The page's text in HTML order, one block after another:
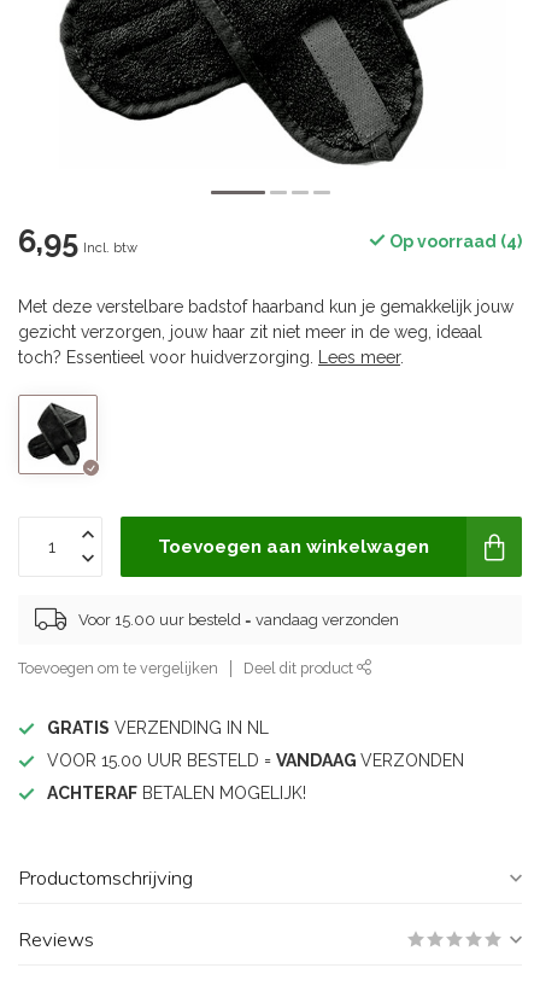
6,95 Incl. btw Op voorraad (4)
Met deze verstelbare badstof haarband kun je gemakkelijk jouw
gezicht verzorgen, jouw haar zit niet meer in de weg, ideaal
toch? Essentieel voor huidverzorging.
Lees meer.
Toevoegen aan winkelwagen
Voor 15.00 uur besteld = vandaag verzonden
Toevoegen om te vergelijken Deel dit product
GRATIS VERZENDING IN NL
VOOR 15.00 UUR BESTELD = VANDAAG VERZONDEN
ACHTERAF BETALEN MOGELIJK!
Productomschrijving
Reviews